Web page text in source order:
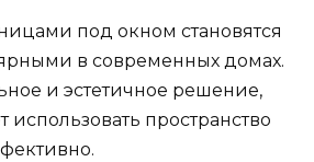
под окном становятся
в современных домах.
и эстетичное решение,
использовать пространство